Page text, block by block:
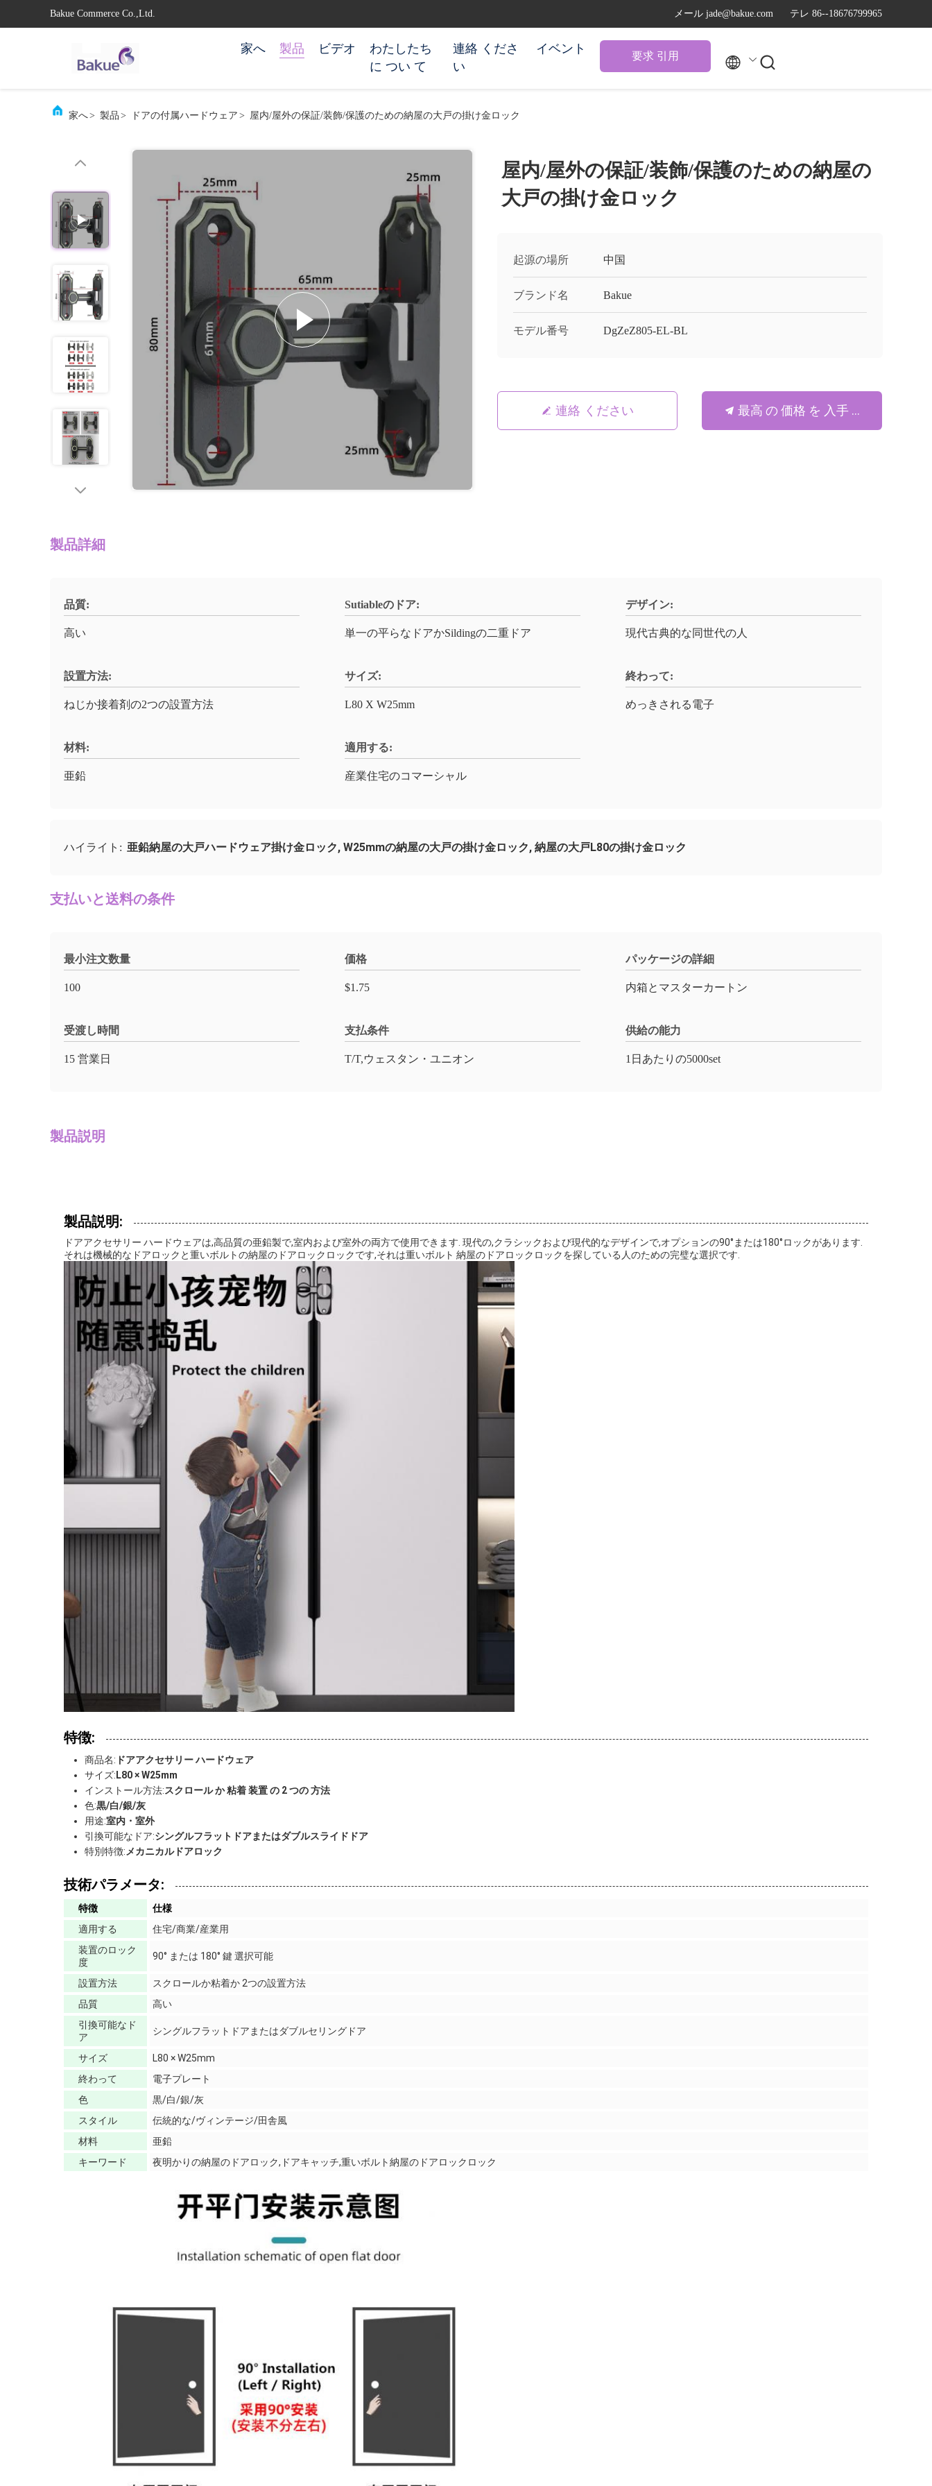
Bakue Commerce Co.,Ltd. メール jade@bakue.com テレ 86--18676799965
家へ 製品 ビデオ
わたしたち
に つい て
連絡 くださ
い
イベント
要求 引用  
家へ> 製品 > ドアの付属ハードウェア > 屋内/屋外の保証/装飾/保護のための納屋の大戸の掛け金ロック
屋内/屋外の保証/装飾/保護のための納屋の
大戸の掛け金ロック
起源の場所 中国
ブランド名 Bakue
モデル番号 DgZeZ805-EL-BL
連絡 ください 最高 の 価格 を 入手 する
製品詳細
品質:
高い
Sutiableのドア:
単一の平らなドアかSildingの二重ドア
デザイン:
現代古典的な同世代の人
設置方法:
ねじか接着剤の2つの設置方法
サイズ:
L80 X W25mm
終わって:
めっきされる電子
材料:
亜鉛
適用する:
産業住宅のコマーシャル
ハイライト: 亜鉛納屋の大戸ハードウェア掛け金ロック, W25mmの納屋の大戸の掛け金ロック, 納屋の大戸L80の掛け金ロック
支払いと送料の条件
最小注文数量
100
価格
$1.75
パッケージの詳細
内箱とマスターカートン
受渡し時間
15 営業日
支払条件
T/T,ウェスタン・ユニオン
供給の能力
1日あたりの5000set
製品説明
製品説明:
ドアアクセサリー ハードウェアは,高品質の亜鉛製で,室内および室外の両方で使用できます. 現代の,クラシックおよび現代的なデザインで,オプションの90°または180°ロックがあります.
それは機械的なドアロックと重いボルトの納屋のドアロックロックです,それは重いボルト 納屋のドアロックロックを探している人のための完璧な選択です.
特徴:
商品名: ドアアクセサリー ハードウェア
サイズ: L80 × W25mm
インストール方法:スクロール か 粘着 装置 の 2 つの 方法
色:黒/白/銀/灰
用途:室内・室外
引換可能なドア:シングルフラットドアまたはダブルスライドドア
特別特徴: メカニカルドアロック
技術パラメータ:
特徴
仕様
適用する
住宅/商業/産業用
装置のロック
度
90° または 180° 鍵 選択可能
設置方法
スクロールか粘着か 2つの設置方法
品質
高い
引換可能なド
ア
シングルフラットドアまたはダブルセリングドア
サイズ
L80 × W25mm
終わって
電子プレート
色
黒/白/銀/灰
スタイル
伝統的な/ヴィンテージ/田舎風
材料
亜鉛
キーワード
夜明かりの納屋のドアロック,ドアキャッチ,重いボルト納屋のドアロックロック